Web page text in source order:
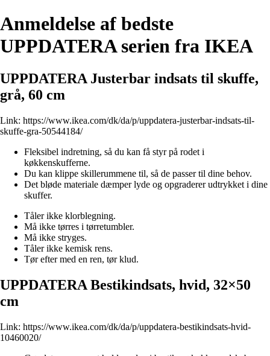
Anmeldelse af bedste
UPPDATERA serien fra IKEA
UPPDATERA Justerbar indsats til skuffe,
grå, 60 cm
Link: https://www.ikea.com/dk/da/p/uppdatera-justerbar-indsats-til-
skuffe-gra-50544184/
Fleksibel indretning, så du kan få styr på rodet i
køkkenskufferne.
Du kan klippe skillerummene til, så de passer til dine behov.
Det bløde materiale dæmper lyde og opgraderer udtrykket i dine
skuffer.
Tåler ikke klorblegning.
Må ikke tørres i tørretumbler.
Må ikke stryges.
Tåler ikke kemisk rens.
Tør efter med en ren, tør klud.
UPPDATERA Bestikindsats, hvid, 32×50
cm
Link: https://www.ikea.com/dk/da/p/uppdatera-bestikindsats-hvid-
10460020/